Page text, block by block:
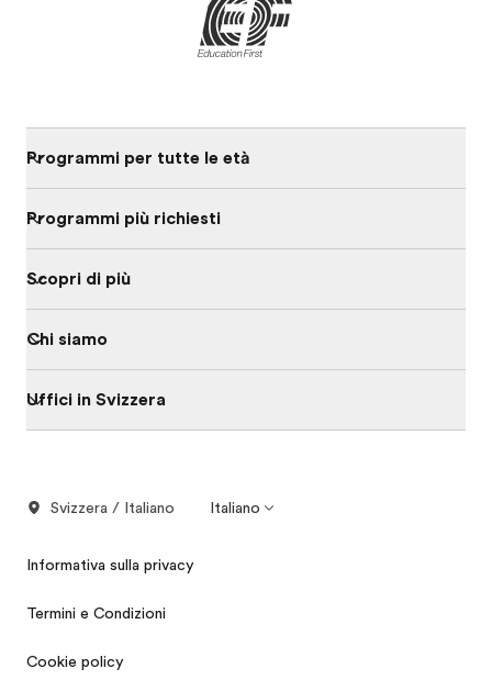
Programmi per tutte le età
Programmi più richiesti
Scopri di più
Chi siamo
Uffici in Svizzera
Svizzera / Italiano Italiano
Informativa sulla privacy
Termini e Condizioni
Cookie policy